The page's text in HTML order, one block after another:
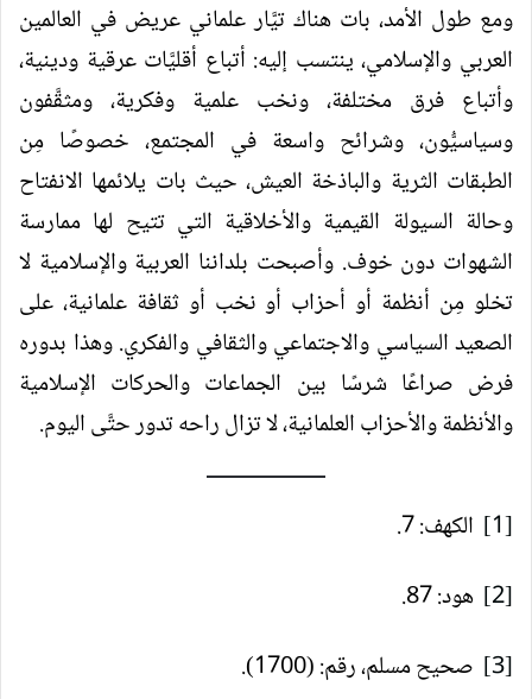
ومع طول الأمد، بات هناك تيَّار علماني عريض في العالمين
العربي والإسلامي، ينتسب إليه: أتباع أقليَّات عرقية ودينية،
وأتباع فرق مختلفة، ونخب علمية وفكرية، ومثقَّفون
وسياسيُّون، وشرائح واسعة في المجتمع، خصوصًا مِن
الطبقات الثرية والباذخة العيش، حيث بات يلائمها الانفتاح
وحالة السيولة القيمية والأخلاقية التي تتيح لها ممارسة
الشهوات دون خوف. وأصبحت بلداننا العربية والإسلامية لا
تخلو مِن أنظمة أو أحزاب أو نخب أو ثقافة علمانية، على
الصعيد السياسي والاجتماعي والثقافي والفكري. وهذا بدوره
فرض صراعًا شرسًا بين الجماعات والحركات الإسلامية
والأنظمة والأحزاب العلمانية، لا تزال راحه تدور حتَّى اليوم.
[1]
الكهف: 7.
[2]
هود: 87.
[3]
صحيح مسلم، رقم: (1700).